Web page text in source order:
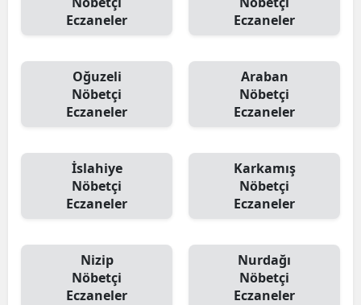
Eczaneler
Eczaneler
Oğuzeli
Nöbetçi
Eczaneler
Araban
Nöbetçi
Eczaneler
İslahiye
Nöbetçi
Eczaneler
Karkamış
Nöbetçi
Eczaneler
Nizip
Nöbetçi
Eczaneler
Nurdağı
Nöbetçi
Eczaneler